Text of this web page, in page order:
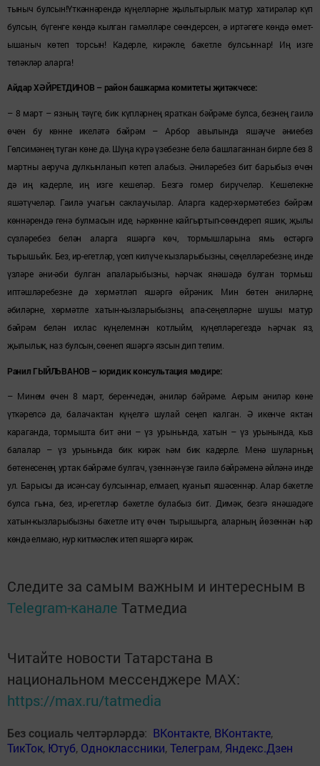
тыныч булсын!Үткәннәрендә күңелләрне җылытырлык матур хатирәләр күп
булсын, бүгенге көндә кылган гамәлләре сөендерсен, ә иртәгеге көндә өмет-
ышаныч көтеп торсын! Кадерле, кирәкле, бәхетле булсыннар! Иң изге
теләкләр аларга!
Айдар ХӘЙРЕТДИНОВ – район башкарма комитеты җитәкчесе:
– 8 март – язның тәүге, бик күпләрнең яраткан бәйрәме булса, безнең гаилә
өчен бу көнне икеләтә бәйрәм – Арбор авылында яшәүче әниебез
Гөлсимәнең туган көне дә. Шуңа күрә үзебезне белә башлаганнан бирле без 8
мартны аеруча дулкынланып көтеп алабыз. Әниләребез бит барыбыз өчен
дә иң кадерле, иң изге кешеләр. Безгә гомер бирүчеләр. Кешелекне
яшәтүчеләр. Гаилә учагын саклаучылар. Аларга кадер-хөрмәтебез бәйрәм
көннәрендә генә булмасын иде, һәркөнне кайгыртып-сөендереп яшик, җылы
сүзләребез белән аларга яшәргә көч, тормышларына ямь өстәргә
тырышыйк. Без, ир-егетләр, үсеп килүче кызларыбызны, сеңелләребезне, инде
үзләре әни-әби булган апаларыбызны, һәрчак янәшәдә булган тормыш
иптәшләребезне дә хөрмәтләп яшәргә өйрәник. Мин бөтен әниләрне,
әбиләрне, хөрмәтле хатын-кызларыбызны, апа-сеңелләрне шушы матур
бәйрәм белән ихлас күңелемнән котлыйм, күңелләрегездә һәрчак яз,
җылылык, наз булсын, сөенеп яшәргә язсын дип телим.
Ранил ГЫЙЛЬВАНОВ – юридик консультация мөдире:
– Минем өчен 8 март, беренчедән, әниләр бәйрәме. Аерым әниләр көне
үткәрелсә дә, балачактан күңелгә шулай сеңеп калган. Ә икенче яктан
караганда, тормышта бит әни – үз урынында, хатын – үз урынында, кыз
балалар – үз урынында бик кирәк һәм бик кадерле. Менә шуларның
бөтенесенең уртак бәйрәме булгач, үзеннән-үзе гаилә бәйрәменә әйләнә инде
ул. Барысы да исән-сау булсыннар, елмаеп, куанып яшәсеннәр. Алар бәхетле
булса гына, без, ир-егетләр бәхетле булабыз бит. Димәк, безгә янәшәдәге
хатын-кызларыбызны бәхетле итү өчен тырышырга, аларның йөзеннән һәр
көндә елмаю, нур китмәслек итеп яшәргә кирәк.
Следите за самым важным и интересным в
Telegram-канале Татмедиа
Читайте новости Татарстана в
национальном мессенджере MАХ:
https://max.ru/tatmedia
Без социаль челтәрләрдә: ВКонтакте, ВКонтакте,
ТикТок, Ютуб, Одноклассники,Телеграм, Яндекс.Дзен